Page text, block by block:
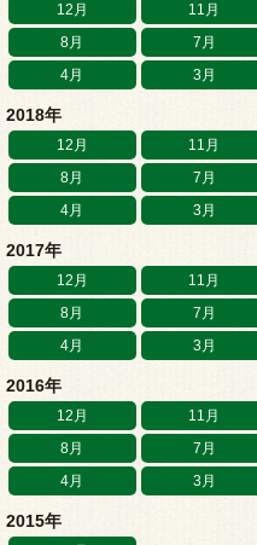
12月 11月
8月
7月
4月
3月
2018年
12月 11月
8月
7月
4月
3月
2017年
12月 11月
8月
7月
4月
3月
2016年
12月 11月
8月
7月
4月
3月
2015年